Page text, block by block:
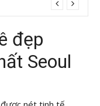
đẹp
Seoul